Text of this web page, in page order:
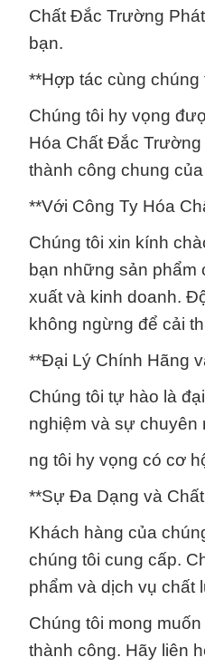
Chất Đắc Trường
bạn.
**Hợp tác cùng
Chúng tôi hy vọng
Hóa Chất Đắc
thành công chung
**Với Công Ty Hóa
Chúng tôi xin kính
bạn những sản phẩm
xuất và kinh doanh.
không ngừng để cải
**Đại Lý Chính Hãng
Chúng tôi tự hào là
nghiệm và sự chuyên
ng tôi hy vọng có cơ
**Sự Đa Dạng và
Khách hàng của
chúng tôi cung cấp.
phẩm và dịch vụ chất
Chúng tôi mong
thành công. Hãy liên